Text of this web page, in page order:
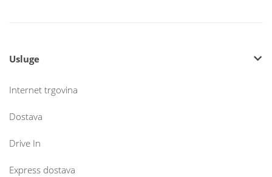
Usluge
Internet trgovina
Dostava
Drive In
Express dostava